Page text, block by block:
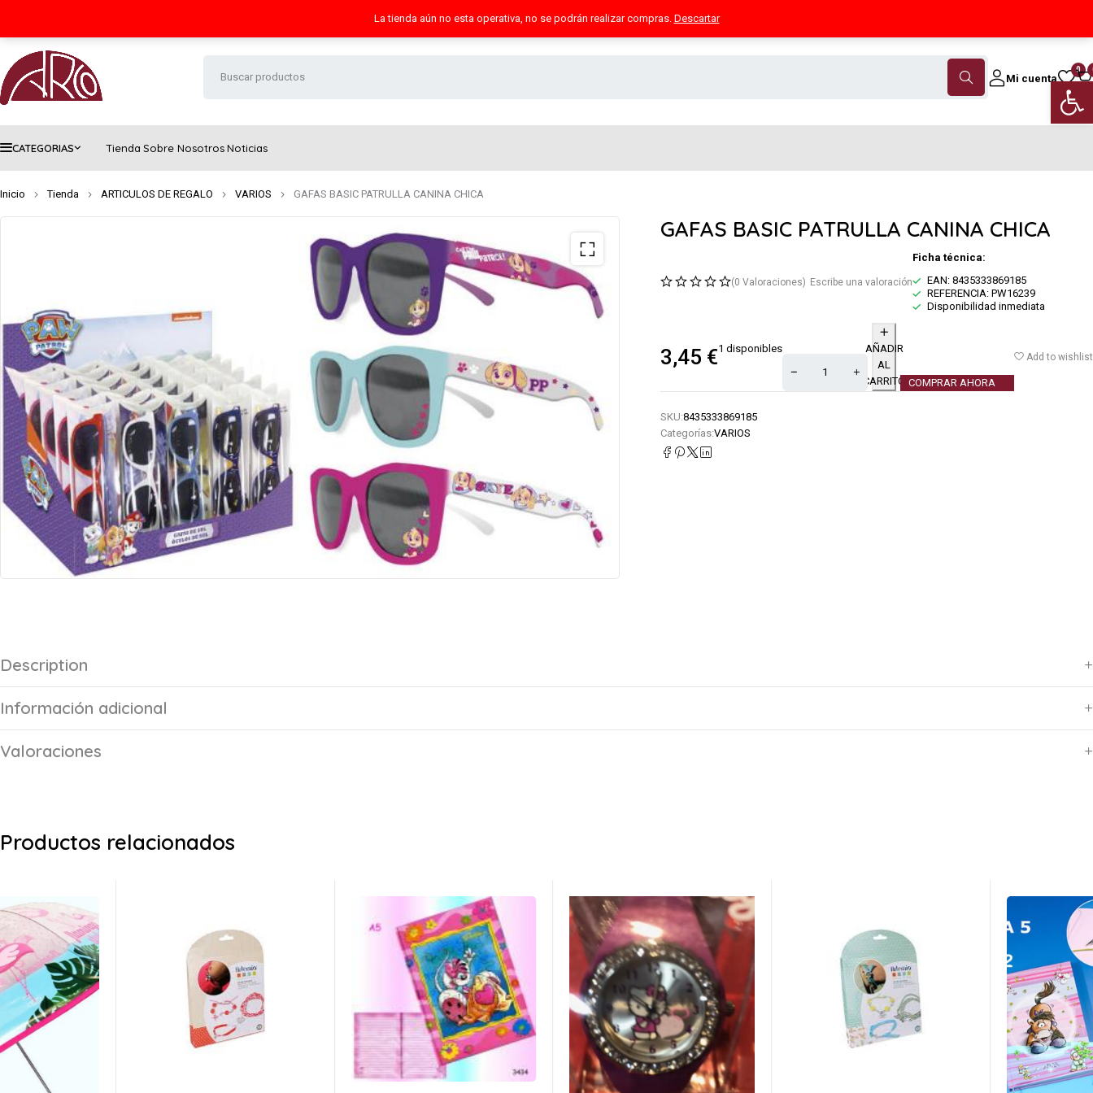
Abrir
La tienda aún no esta operativa, no se podrán realizar compras. Descartar
Mi cuenta
0
CATEGORIAS Tienda Sobre NosotrosNoticias
Inicio Tienda ARTICULOS DE REGALO VARIOS GAFAS BASIC PATRULLA CANINA CHICA
GAFAS BASIC PATRULLA CANINA CHICA
(0 Valoraciones) Escribe una valoración
Ficha técnica:
EAN: 8435333869185
REFERENCIA: PW16239
Disponibilidad inmediata
3,45 €1 disponibles
AÑADIR
AL
CARRITO
COMPRAR AHORA
Add to wishlist
SKU:8435333869185
Categorías:VARIOS
Description
Información adicional
Valoraciones
Productos relacionados